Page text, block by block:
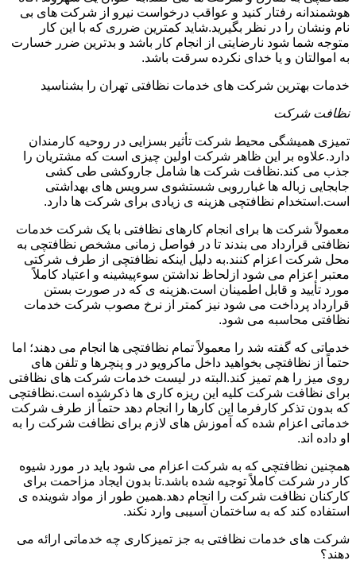
هوشمندانه رفتار کنید و عواقب درخواست نیرو از شرکت های بی
نام ونشان را در نظر بگیرید.شاید کمترین ضرری که با این کار
متوجه شما شود نارضایتی از انجام کار باشد و بدترین ضرر خسارت
به اموالتان و یا خدای نکرده سرقت باشد.
خدمات بهترین شرکت های خدمات نظافتی تهران را بشناسید
نظافت شرکت
تمیزی همیشگی محیط شرکت تأثیر بسزایی در روحیه کارمندان
دارد.علاوه بر این ظاهر شرکت اولین چیزی است که مشتریان را
جذب می کند.نظافت شرکت ها شامل جاروکشی طی کشی
جابجایی زباله ها غبارروبی شستشوی سرویس های بهداشتی
است.استخدام نظافتچی هزینه ی زیادی برای شرکت ها دارد.
معمولاً شرکت ها برای انجام کارهای نظافتی با یک شرکت خدمات
نظافتی قرارداد می بندند تا در فواصل زمانی مشخص نظافتچی به
محل شرکت اعزام کنند.به دلیل اینکه نظافتچی از طرف شرکتی
معتبر اعزام می شود ازلحاظ نداشتن سوءپیشینه و اعتیاد کاملاً
مورد تأیید و قابل اطمینان است.هزینه ی که در صورت بستن
قرارداد پرداخت می شود نیز کمتر از نرخ مصوب شرکت خدمات
نظافتی محاسبه می شود.
خدماتی که گفته شد را معمولاً تمام نظافتچی ها انجام می دهند؛ اما
حتماً از نظافتچی بخواهید داخل ماکرویو در و پنچرها و تلفن های
روی میز را هم تمیز کند.البته در لیست خدمات شرکت های نظافتی
برای نظافت شرکت کلیه این ریزه کاری ها ذکرشده است.نظافتچی
که بدون تذکر کارفرما این کارها را انجام دهد حتماً از طرف شرکت
خدماتی اعزام شده که آموزش های لازم برای نظافت شرکت را به
او داده اند.
همچنین نظافتچی که به شرکت اعزام می شود باید در مورد شیوه
کار در شرکت کاملاً توجیه شده باشد.تا بدون ایجاد مزاحمت برای
کارکنان نظافت شرکت را انجام دهد.همین طور از مواد شوینده ی
استفاده کند که به ساختمان آسیبی وارد نکند.
شرکت های خدمات نظافتی به جز تمیزکاری چه خدماتی ارائه می
دهند؟